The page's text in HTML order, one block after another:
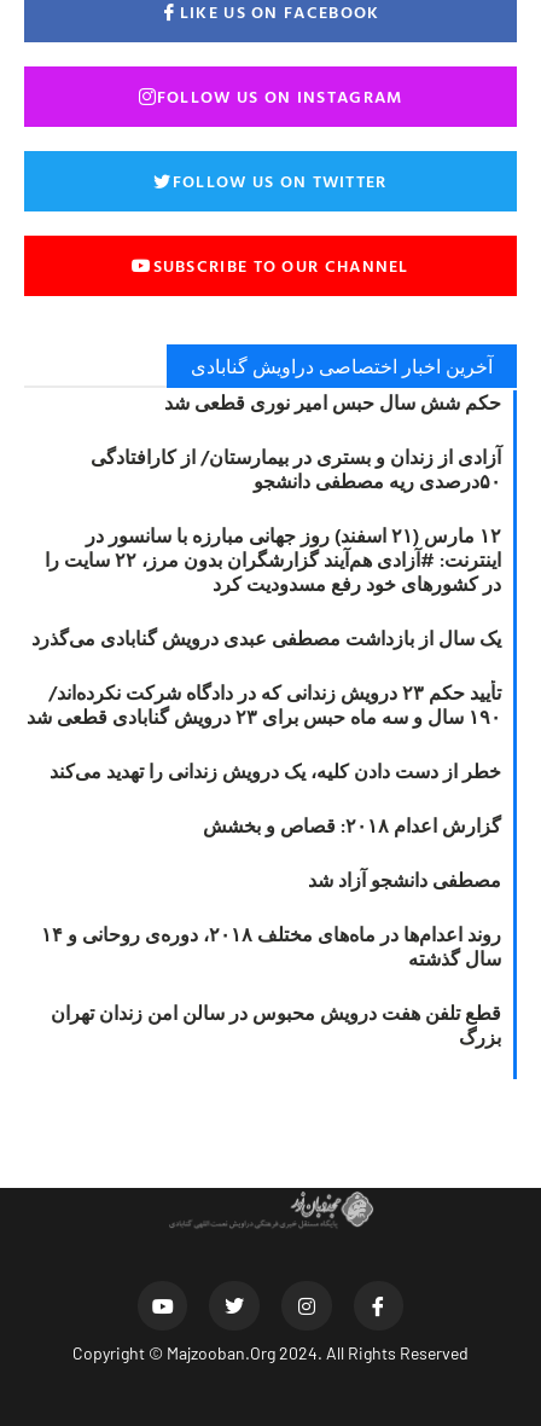
LIKE US ON FACEBOOK
FOLLOW US ON INSTAGRAM
FOLLOW US ON TWITTER
SUBSCRIBE TO OUR CHANNEL
آخرین اخبار اختصاصی دراویش گنابادی
حکم شش سال حبس امیر نوری قطعی شد
آزادی از زندان و بستری در بیمارستان/ از کارافتادگی
۵۰درصدی ریه مصطفی دانشجو
۱۲ مارس (۲۱ اسفند) روز جهانی مبارزه با سانسور در
اینترنت: #آزادی هم‌آیند گزارشگران‌ بدون مرز، ۲۲ سایت را
در کشورهای خود رفع مسدودیت کرد
یک سال از بازداشت مصطفی عبدی درویش گنابادی می‌گذرد
تأیید حکم ۲۳ درویش زندانی که در دادگاه شرکت نکرده‌اند/
۱۹۰ سال و سه ماه حبس برای ۲۳ درویش گنابادی قطعی شد
خطر از دست دادن کلیه، یک درویش زندانی را تهدید می‌کند
گزارش اعدام ۲۰۱۸: قصاص و بخشش
مصطفی دانشجو آزاد شد
روند اعدام‌ها در ماه‌های مختلف ۲۰۱۸، دوره‌ی روحانی و ۱۴
سال گذشته
قطع تلفن هفت درویش محبوس در سالن امن زندان تهران
بزرگ
Copyright © Majzooban.Org2024. All Rights Reserved